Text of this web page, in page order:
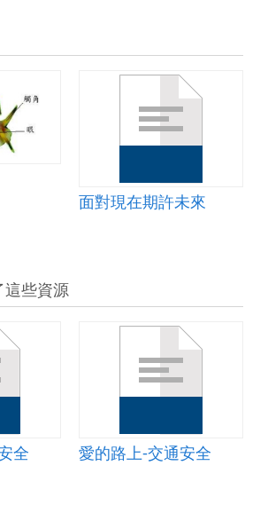
面對現在期許未來
這些資源
全 愛的路上-交通安全